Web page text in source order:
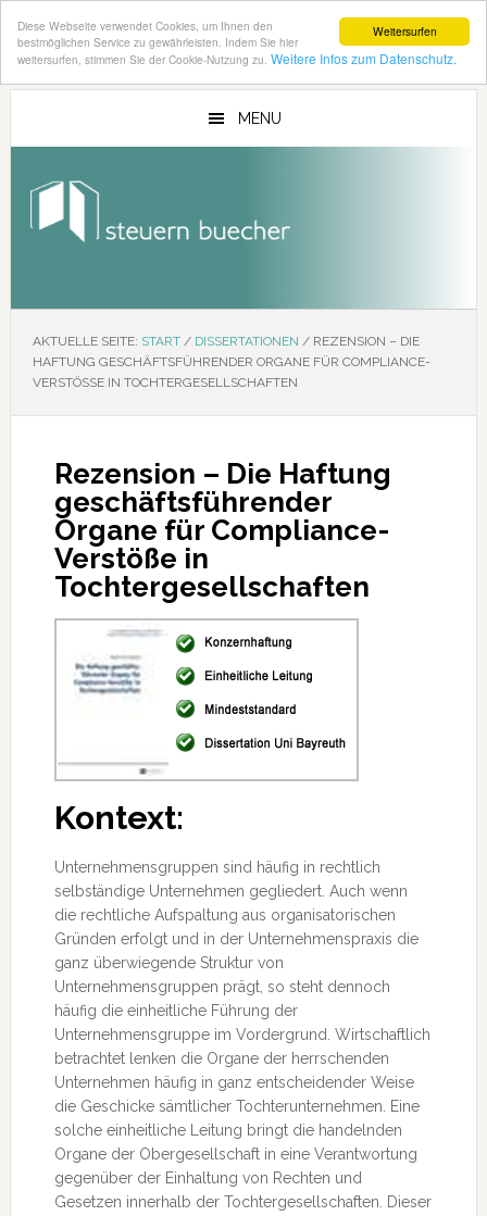
Weitersurfen
Diese Webseite verwendet Cookies, um Ihnen den
bestmöglichen Service zu gewährleisten. Indem Sie hier
weitersurfen, stimmen Sie der Cookie-Nutzung zu. Weitere Infos zum Datenschutz.
Zum
Zur
MENU
AKTUELLE SEITE: START / DISSERTATIONEN /REZENSION – DIE
HAFTUNG GESCHÄFTSFÜHRENDER ORGANE FÜR COMPLIANCE-
VERSTÖSSE IN TOCHTERGESELLSCHAFTEN
Rezension – Die Haftung
geschäftsführender
Organe für Compliance-
Verstöße in
Tochtergesellschaften
Kontext:
Unternehmensgruppen sind häufig in rechtlich
selbständige Unternehmen gegliedert. Auch wenn
die rechtliche Aufspaltung aus organisatorischen
Gründen erfolgt und in der Unternehmenspraxis die
ganz überwiegende Struktur von
Unternehmensgruppen prägt, so steht dennoch
häufig die einheitliche Führung der
Unternehmensgruppe im Vordergrund. Wirtschaftlich
betrachtet lenken die Organe der herrschenden
Unternehmen häufig in ganz entscheidender Weise
die Geschicke sämtlicher Tochterunternehmen. Eine
solche einheitliche Leitung bringt die handelnden
Organe der Obergesellschaft in eine Verantwortung
gegenüber der Einhaltung von Rechten und
Gesetzen innerhalb der Tochtergesellschaften. Dieser